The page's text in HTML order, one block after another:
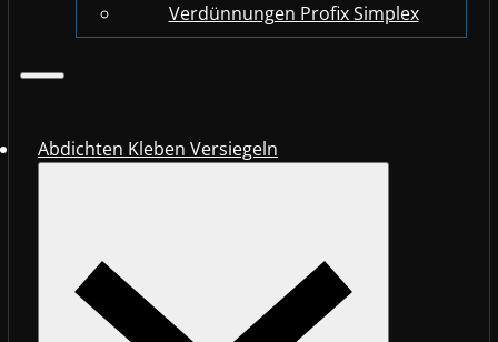
Verdünnungen Profix Simplex
Abdichten Kleben Versiegeln